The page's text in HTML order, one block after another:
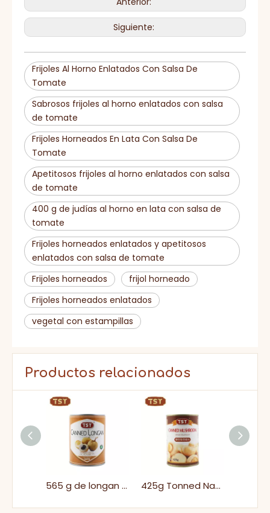
Siguiente:
Frijoles Al Horno Enlatados Con Salsa De
Tomate
Sabrosos frijoles al horno enlatados con salsa
de tomate
Frijoles Horneados En Lata Con Salsa De
Tomate
Apetitosos frijoles al horno enlatados con salsa
de tomate
400 g de judías al horno en lata con salsa de
tomate
Frijoles horneados enlatados y apetitosos
enlatados con salsa de tomate
Frijoles horneados
frijol horneado
Frijoles horneados enlatados
vegetal con estampillas
Productos relacionados
565 g de longan enlatado dulce natural enlatado para cocinar fresco para postres 425g Tonned Natural Low Fat Enshon Contonado para supermercado para supermercado